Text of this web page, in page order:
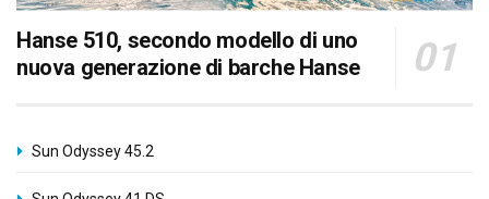
Hanse 510, secondo modello di uno
nuova generazione di barche Hanse
Sun Odyssey 45.2